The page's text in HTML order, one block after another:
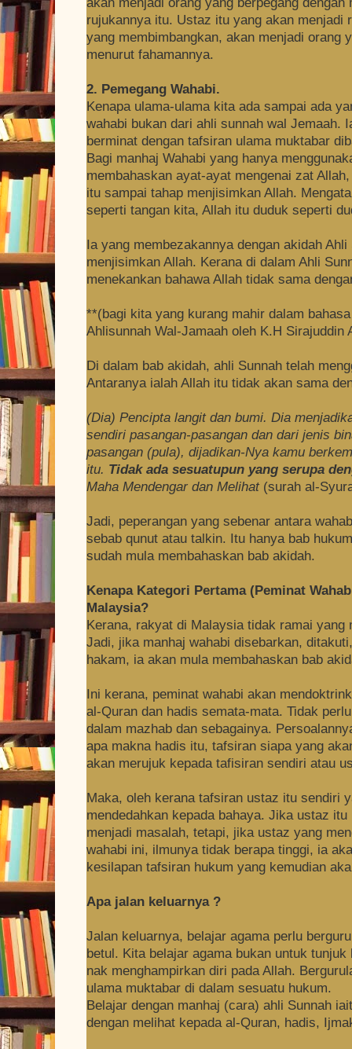
rujukannya itu. Ustaz itu yang akan menjadi
yang membimbangkan, akan menjadi orang
menurut fahamannya.
2. Pemegang Wahabi.
Kenapa ulama-ulama kita ada sampai ada
wahabi bukan dari ahli sunnah wal Jemaah.
berminat dengan tafsiran ulama muktabar
Bagi manhaj Wahabi yang hanya
membahaskan ayat-ayat mengenai zat
itu sampai tahap menjisimkan Allah.
seperti tangan kita, Allah itu duduk seperti
Ia yang membezakannya dengan akidah
menjisimkan Allah. Kerana di dalam Ahli
menekankan bahawa Allah tidak sama
**(bagi kita yang kurang mahir dalam
Ahlisunnah Wal-Jamaah oleh K.H Sirajuddin
Di dalam bab akidah, ahli Sunnah telah
Antaranya ialah Allah itu tidak akan sama
(Dia) Pencipta langit dan bumi. Dia
sendiri pasangan-pasangan dan dari jenis
pasangan (pula), dijadikan-Nya kamu
itu. Tidak ada sesuatupun yang serupa
Maha Mendengar dan Melihat (surah al-
Jadi, peperangan yang sebenar antara
sebab qunut atau talkin. Itu hanya bab
sudah mula membahaskan bab akidah.
Kenapa Kategori Pertama (Peminat
Malaysia?
Kerana, rakyat di Malaysia tidak ramai yang
Jadi, jika manhaj wahabi disebarkan,
hakam, ia akan mula membahaskan bab
Ini kerana, peminat wahabi akan
al-Quran dan hadis semata-mata. Tidak
dalam mazhab dan sebagainya.
apa makna hadis itu, tafsiran siapa yang
akan merujuk kepada tafisiran sendiri atau
Maka, oleh kerana tafsiran ustaz itu sendiri
mendedahkan kepada bahaya. Jika ustaz
menjadi masalah, tetapi, jika ustaz yang
wahabi ini, ilmunya tidak berapa tinggi, ia
kesilapan tafsiran hukum yang kemudian
Apa jalan keluarnya ?
Jalan keluarnya, belajar agama perlu
betul. Kita belajar agama bukan untuk
nak menghampirkan diri pada Allah.
ulama muktabar di dalam sesuatu hukum.
Belajar dengan manhaj (cara) ahli Sunnah
dengan melihat kepada al-Quran, hadis,